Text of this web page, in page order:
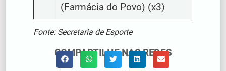
(Farmácia do Povo) (x3)
Fonte: Secretaria de Esporte
COMPARTILHE NAS REDES